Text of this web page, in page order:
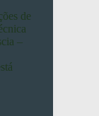
de
–